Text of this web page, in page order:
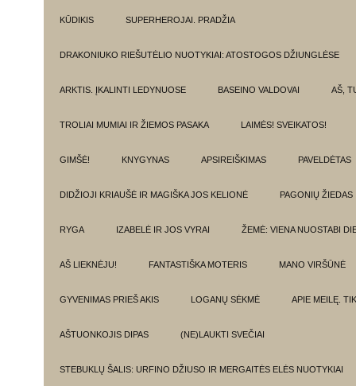
KŪDIKIS SUPERHEROJAI. PRADŽIA
DRAKONIUKO RIEŠUTĖLIO NUOTYKIAI: ATOSTOGOS DŽIUNGLĖSE
ARKTIS. ĮKALINTI LEDYNUOSE BASEINO VALDOVAI AŠ,
TROLIAI MUMIAI IR ŽIEMOS PASAKA LAIMĖS! SVEIKATOS!
GIMŠĖ! KNYGYNAS APSIREIŠKIMAS PAVELDĖTAS
DIDŽIOJI KRIAUŠĖ IR MAGIŠKA JOS KELIONĖ PAGONIŲ ŽIEDAS
RYGA IZABELĖ IR JOS VYRAI ŽEMĖ: VIENA NUOSTABI
AŠ LIEKNĖJU! FANTASTIŠKA MOTERIS MANO VIRŠŪNĖ
GYVENIMAS PRIEŠ AKIS LOGANŲ SĖKMĖ APIE MEILĘ.
AŠTUONKOJIS DIPAS (NE)LAUKTI SVEČIAI
STEBUKLŲ ŠALIS: URFINO DŽIUSO IR MERGAITĖS ELĖS NUOTYKIAI